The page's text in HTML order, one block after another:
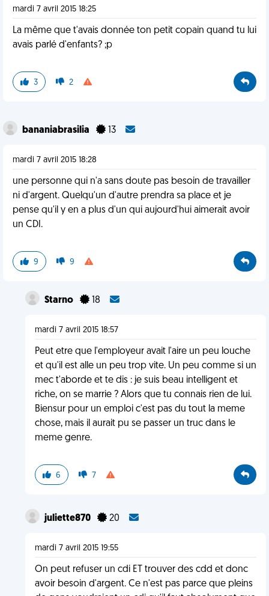
mardi 7 avril 2015 18:25
La même que t'avais donnée ton petit copain quand tu lui
avais parlé d'enfants? ;p
3 2
bananiabrasilia 13
mardi 7 avril 2015 18:28
une personne qui n'a sans doute pas besoin de travailler
ni d'argent. Quelqu'un d'autre prendra sa place et je
pense qu'il y en a plus d'un qui aujourd'hui aimerait avoir
un CDI.
9 9
Starno 18
mardi 7 avril 2015 18:57
Peut etre que l'employeur avait l'aire un peu louche
et qu'il est alle un peu trop vite. Un peu comme si un
mec t'aborde et te dis : je suis beau intelligent et
riche, on se marrie ? Alors que tu connais rien de lui.
Biensur pour un emploi c'est pas du tout la meme
chose, mais il aurait pu se passer un truc dans le
meme genre.
6 7
juliette870 20
mardi 7 avril 2015 19:55
On peut refuser un cdi ET trouver des cdd et donc
avoir besoin d'argent. Ce n'est pas parce que pleins